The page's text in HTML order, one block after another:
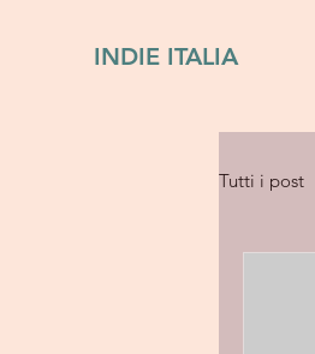
INDIE ITALIA
Tutti i post